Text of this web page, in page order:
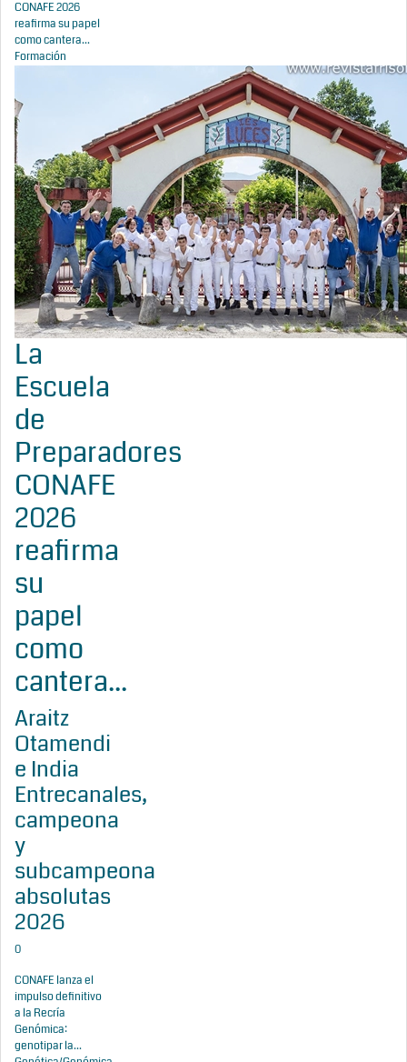
CONAFE 2026
reafirma su papel
como cantera...
Formación
La
Escuela
de
Preparadores
CONAFE
2026
reafirma
su
papel
como
cantera...
Araitz
Otamendi
e India
Entrecanales,
campeona
y
subcampeona
absolutas
2026
0
CONAFE lanza el
impulso definitivo
a la Recría
Genómica:
genotipar la...